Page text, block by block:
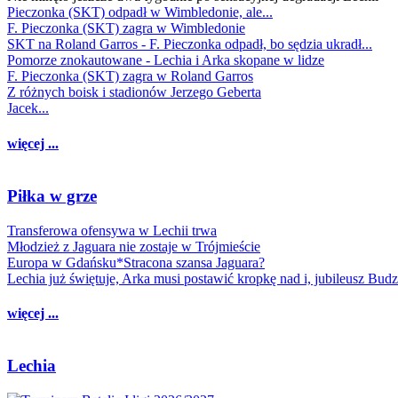
Pieczonka (SKT) odpadł w Wimbledonie, ale...
F. Pieczonka (SKT) zagra w Wimbledonie
SKT na Roland Garros - F. Pieczonka odpadł, bo sędzia ukradł...
Pomorze znokautowane - Lechia i Arka skopane w lidze
F. Pieczonka (SKT) zagra w Roland Garros
Z różnych boisk i stadionów Jerzego Geberta
Jacek...
więcej ...
Piłka w grze
Transferowa ofensywa w Lechii trwa
Młodzież z Jaguara nie zostaje w Trójmieście
Europa w Gdańsku*Stracona szansa Jaguara?
Lechia już świętuje, Arka musi postawić kropkę nad i, jubileusz
więcej ...
Lechia